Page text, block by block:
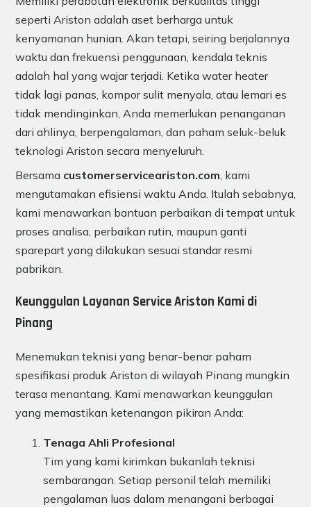
seperti Ariston adalah aset berharga untuk
kenyamanan hunian. Akan tetapi, seiring berjalannya
waktu dan frekuensi penggunaan, kendala teknis
adalah hal yang wajar terjadi. Ketika water heater
tidak lagi panas, kompor sulit menyala, atau lemari es
tidak mendinginkan, Anda memerlukan penanganan
dari ahlinya, berpengalaman, dan paham seluk-beluk
teknologi Ariston secara menyeluruh.
Bersama customerserviceariston.com , kami
mengutamakan efisiensi waktu Anda. Itulah sebabnya,
kami menawarkan bantuan perbaikan di tempat untuk
proses analisa, perbaikan rutin, maupun ganti
sparepart yang dilakukan sesuai standar resmi
pabrikan.
Keunggulan Layanan Service Ariston Kami di
Pinang
Menemukan teknisi yang benar-benar paham
spesifikasi produk Ariston di wilayah Pinang mungkin
terasa menantang. Kami menawarkan keunggulan
yang memastikan ketenangan pikiran Anda:
Tenaga Ahli Profesional
Tim yang kami kirimkan bukanlah teknisi
sembarangan. Setiap personil telah memiliki
pengalaman luas dalam menangani berbagai